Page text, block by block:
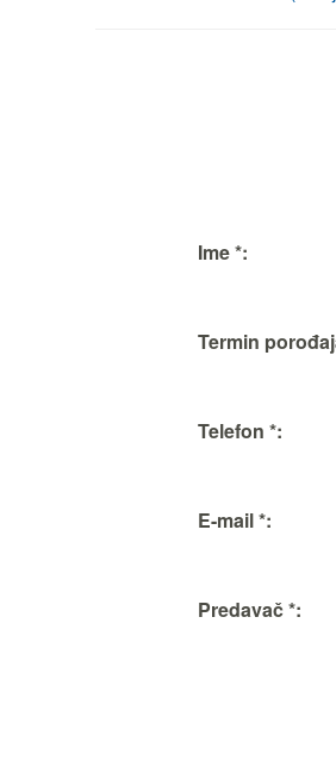
Ime *:
Termin
Telefon *:
E-mail *:
Predavač *: